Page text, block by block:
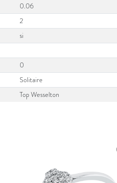
0.06
2
si
0
Solitaire
Top Wesselton